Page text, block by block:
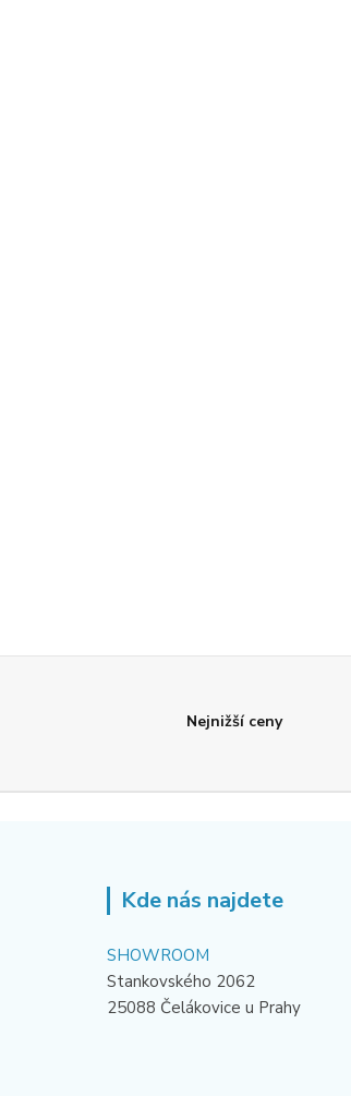
Nejnižší ceny
Kde nás najdete
SHOWROOM
Stankovského 2062
25088 Čelákovice u Prahy